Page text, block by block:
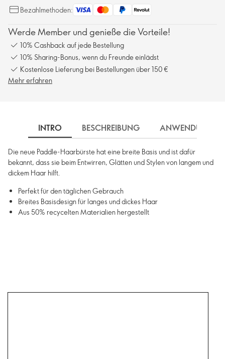
Bezahlmethoden:
Werde Member und genieße die Vorteile!
10% Cashback auf jede Bestellung
10% Sharing-Bonus, wenn du Freunde einlädst
Kostenlose Lieferung bei Bestellungen über 150 €
Mehr erfahren
INTRO BESCHREIBUNG ANWENDUNG
Die neue Paddle-Haarbürste hat eine breite Basis und ist dafür
bekannt, dass sie beim Entwirren, Glätten und Stylen von langem und
dickem Haar hilft.
Perfekt für den täglichen Gebrauch
Breites Basisdesign für langes und dickes Haar
Aus 50% recycelten Materialien hergestellt